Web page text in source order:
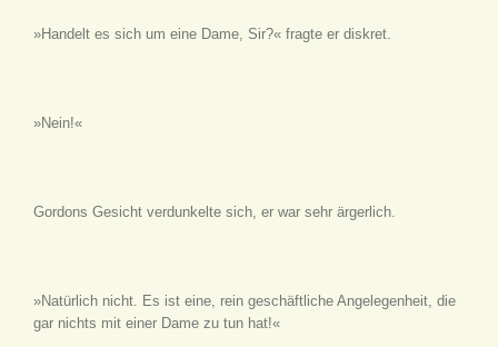
»Handelt es sich um eine Dame, Sir?« fragte er diskret.
»Nein!«
Gordons Gesicht verdunkelte sich, er war sehr ärgerlich.
»Natürlich nicht. Es ist eine, rein geschäftliche Angelegenheit, die
gar nichts mit einer Dame zu tun hat!«